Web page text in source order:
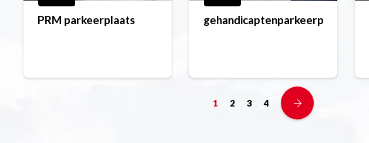
PRM parkeerplaats gehandicaptenparkeerplaats
1 2 3 4